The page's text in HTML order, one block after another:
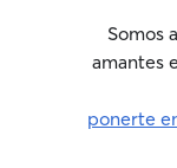
Somos
amantes
ponerte